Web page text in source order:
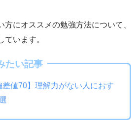
方にオススメの勉強方法について、
ています。
たい記事
差値70】理解力がない人におす